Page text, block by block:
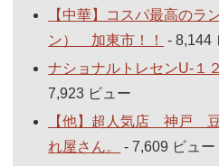
【中華】コスパ最高の
ン） 加東市！！
- 8,144
ナショナルトレセンU-１
7,923 ビュー
【他】超人気店 神戸
れ屋さん。
- 7,609 ビュー